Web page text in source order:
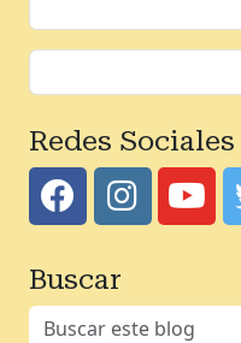
Redes Sociales
Buscar